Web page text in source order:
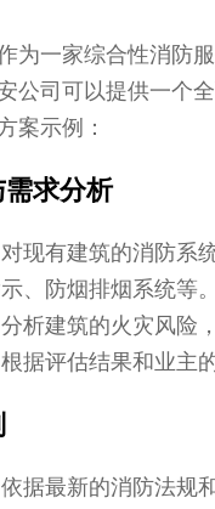
为一家综合性消防
公司可以提供一个
案示例：
求分析
现有建筑的消防系
、防烟排烟系统等。
析建筑的火灾风险
据评估结果和业主
据最新的消防法规